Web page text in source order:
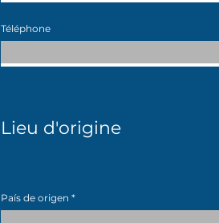
Téléphone
Lieu d'origine
País de origen